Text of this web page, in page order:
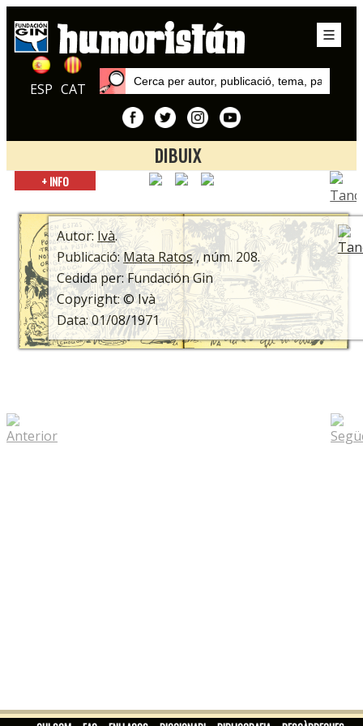
ESP CAT
DIBUIX
Inici
Ivà
+ INFO
Autor:Ivà.
Publicació:Mata Ratos, núm. 208.
Cedida per: Fundación Gin
Copyright: © Ivà
Data: 01/08/1971